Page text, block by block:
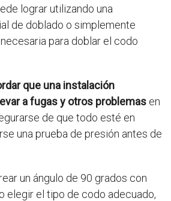
lograr utilizando una
de doblado o simplemente
para doblar el codo
que una instalación
a fugas y otros problemas en
de que todo esté en
una prueba de presión antes de
un ángulo de 90 grados con
elegir el tipo de codo adecuado,